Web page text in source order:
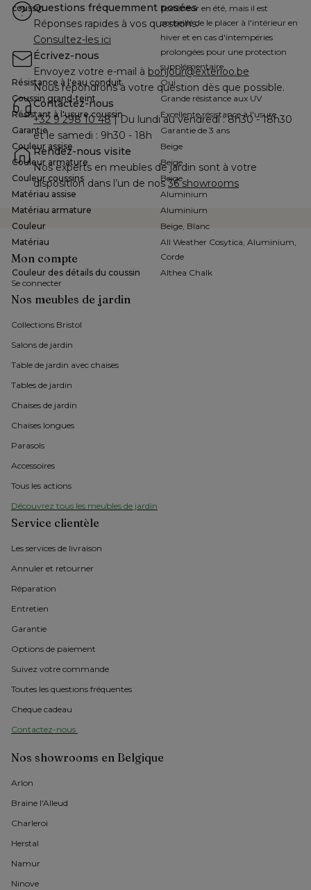
coussin
l'extérieur en été, mais il est
conseillé de le placer à l'intérieur en
hiver et en cas d'intempéries
prolongées pour une protection
supplémentaire.
Résistance à l'eau conduit
Oui
Coussin grand-teint
Grande résistance aux UV
Résistant à l'usure coussin
Excellente résistance à l'usure
Garantie
Garantie de 3 ans
Couleur assise
Beige
Couleur armature
Beige
Couleur coussins
Beige
Matériau assise
Aluminium
Matériau armature
Aluminium
Couleur
Beige, Blanc
Matériau
All Weather Cosytica, Aluminium,
Corde
Couleur des détails du coussin
Althea Chalk
Questions fréquemment posées
Réponses rapides à vos questions.
Consultez-les ici
Écrivez-nous
Envoyez votre e-mail à bonjour@exterioo.be
Nous répondrons à votre question dès que possible.
Contactez-nous
+32 9 298 10 48 | Du lundi au vendredi : 8h30 - 18h30
et le samedi : 9h30 - 18h
Rendez-nous visite
Nos experts en meubles de jardin sont à votre
disposition dans l’un de nos 36 showrooms
Nos meubles de jardin
Collections Bristol
Salons de jardin
Table de jardin avec chaises
Tables de jardin
Chaises de jardin
Chaises longues
Parasols
Accessoires
Tous les actions
Découvrez tous les meubles de jardin
Service clientèle
Les services de livraison
Annuler et retourner
Réparation
Entretien
Garantie
Options de paiement
Suivez votre commande
Toutes les questions fréquentes
Cheque cadeau
Contactez-nous
Nos showrooms en Belgique
Arlon
Braine l'Alleud
Charleroi
Herstal
Namur
Ninove
Mon compte
Se connecter